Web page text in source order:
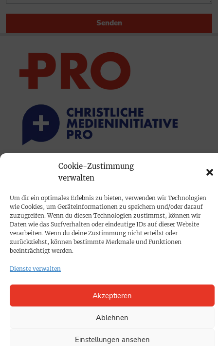
Cookie-Zustimmung
verwalten
Um dir ein optimales Erlebnis zu bieten, verwenden wir Technologien
wie Cookies, um Geräteinformationen zu speichern und/oder darauf
zuzugreifen. Wenn du diesen Technologien zustimmst, können wir
Daten wie das Surfverhalten oder eindeutige IDs auf dieser Website
verarbeiten. Wenn du deine Zustimmung nicht erteilst oder
zurückziehst, können bestimmte Merkmale und Funktionen
beeinträchtigt werden.
Dienste verwalten
Akzeptieren
Ablehnen
Einstellungen ansehen
Senden
PRINTAUSGABE
PROKOMPAKT
Impressum
SPENDEN
Datenschutz